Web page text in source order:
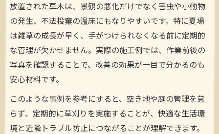
放置された草木は、景観の悪化だけでなく害虫や小動物
の発生、不法投棄の温床にもなりやすいです。特に夏場
は雑草の成長が早く、手がつけられなくなる前に定期的
な管理が欠かせません。実際の施工例では、作業前後の
写真を確認することで、改善の効果が一目で分かるのも
安心材料です。
このような事例を参考にすると、空き地や庭の管理を怠
らず、定期的に草刈りを実施することが、快適な生活環
境と近隣トラブル防止につながることが理解できます。